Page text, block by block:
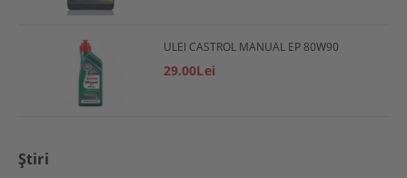
ULEI CASTROL MANUAL EP 80W90
29.00Lei
Ştiri